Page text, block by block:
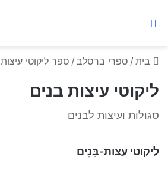
בית / ספרי ברסלב / ספר ליקוטי עיצות
ליקוטי עיצות בנים
סגולות ועיצות לבנים
ליקוטי עצות-בָּנִים